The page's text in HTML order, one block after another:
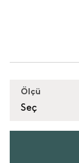
Ölçü
Seç